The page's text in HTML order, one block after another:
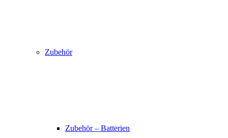
Zubehör
Zubehör – Batterien